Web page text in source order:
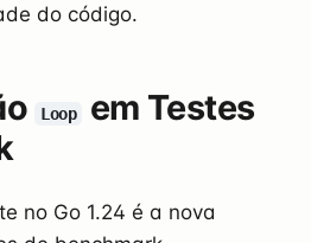
do código.
Loop
em Testes
no Go 1.24 é a nova